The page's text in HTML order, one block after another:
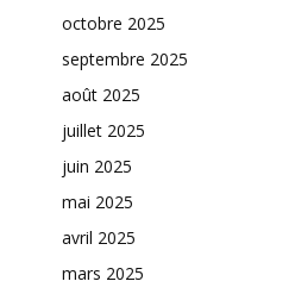
octobre 2025
septembre 2025
août 2025
juillet 2025
juin 2025
mai 2025
avril 2025
mars 2025